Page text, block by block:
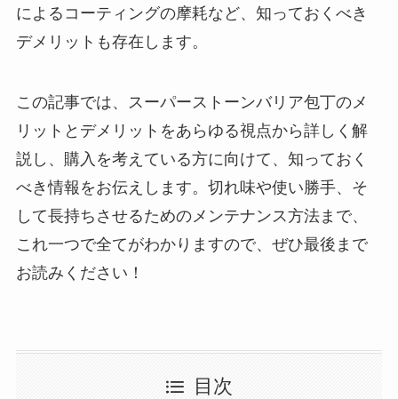
によるコーティングの摩耗など、知っておくべき
デメリットも存在します。
この記事では、スーパーストーンバリア包丁のメ
リットとデメリットをあらゆる視点から詳しく解
説し、購入を考えている方に向けて、知っておく
べき情報をお伝えします。切れ味や使い勝手、そ
して長持ちさせるためのメンテナンス方法まで、
これ一つで全てがわかりますので、ぜひ最後まで
お読みください！
目次